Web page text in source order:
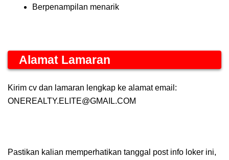
Berpenampilan menarik
Alamat Lamaran
Kirim cv dan lamaran lengkap ke alamat email:
ONEREALTY.ELITE@GMAIL.COM
Pastikan kalian memperhatikan tanggal post info loker ini,